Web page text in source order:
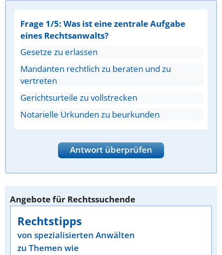
Frage 1/5: Was ist eine zentrale Aufgabe
eines Rechtsanwalts?
Gesetze zu erlassen
Mandanten rechtlich zu beraten und zu
vertreten
Gerichtsurteile zu vollstrecken
Notarielle Urkunden zu beurkunden
Antwort überprüfen
Angebote für Rechtssuchende
Rechtstipps
von spezialisierten Anwälten
zu Themen wie